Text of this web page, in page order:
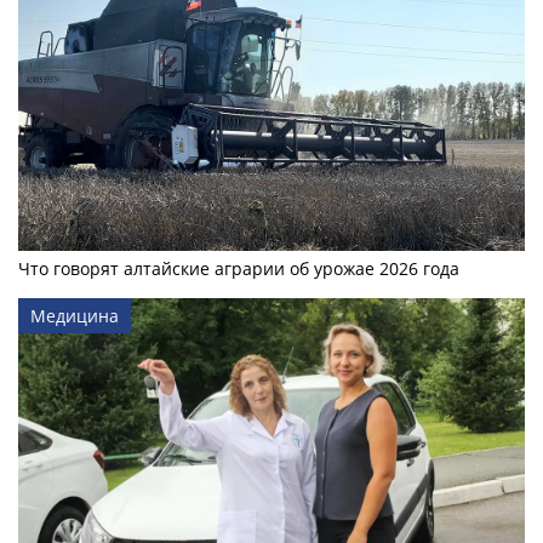
Что говорят алтайские аграрии об урожае 2026 года
Медицина